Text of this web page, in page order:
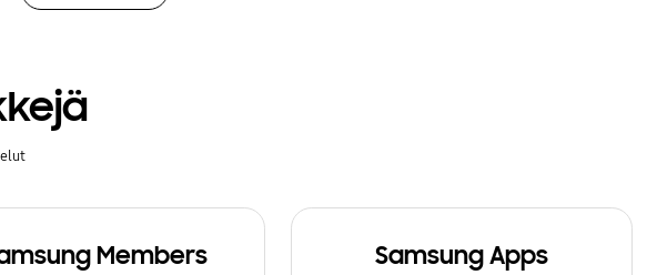
Members Samsung Apps